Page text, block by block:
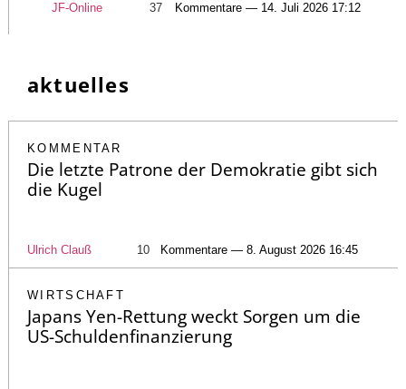
JF-Online 37 Kommentare — 14. Juli 2026 17:12
aktuelles
KOMMENTAR
Die letzte Patrone der Demokratie gibt sich
die Kugel
Ulrich Clauß 10 Kommentare — 8. August 2026 16:45
WIRTSCHAFT
Japans Yen-Rettung weckt Sorgen um die
US-Schuldenfinanzierung